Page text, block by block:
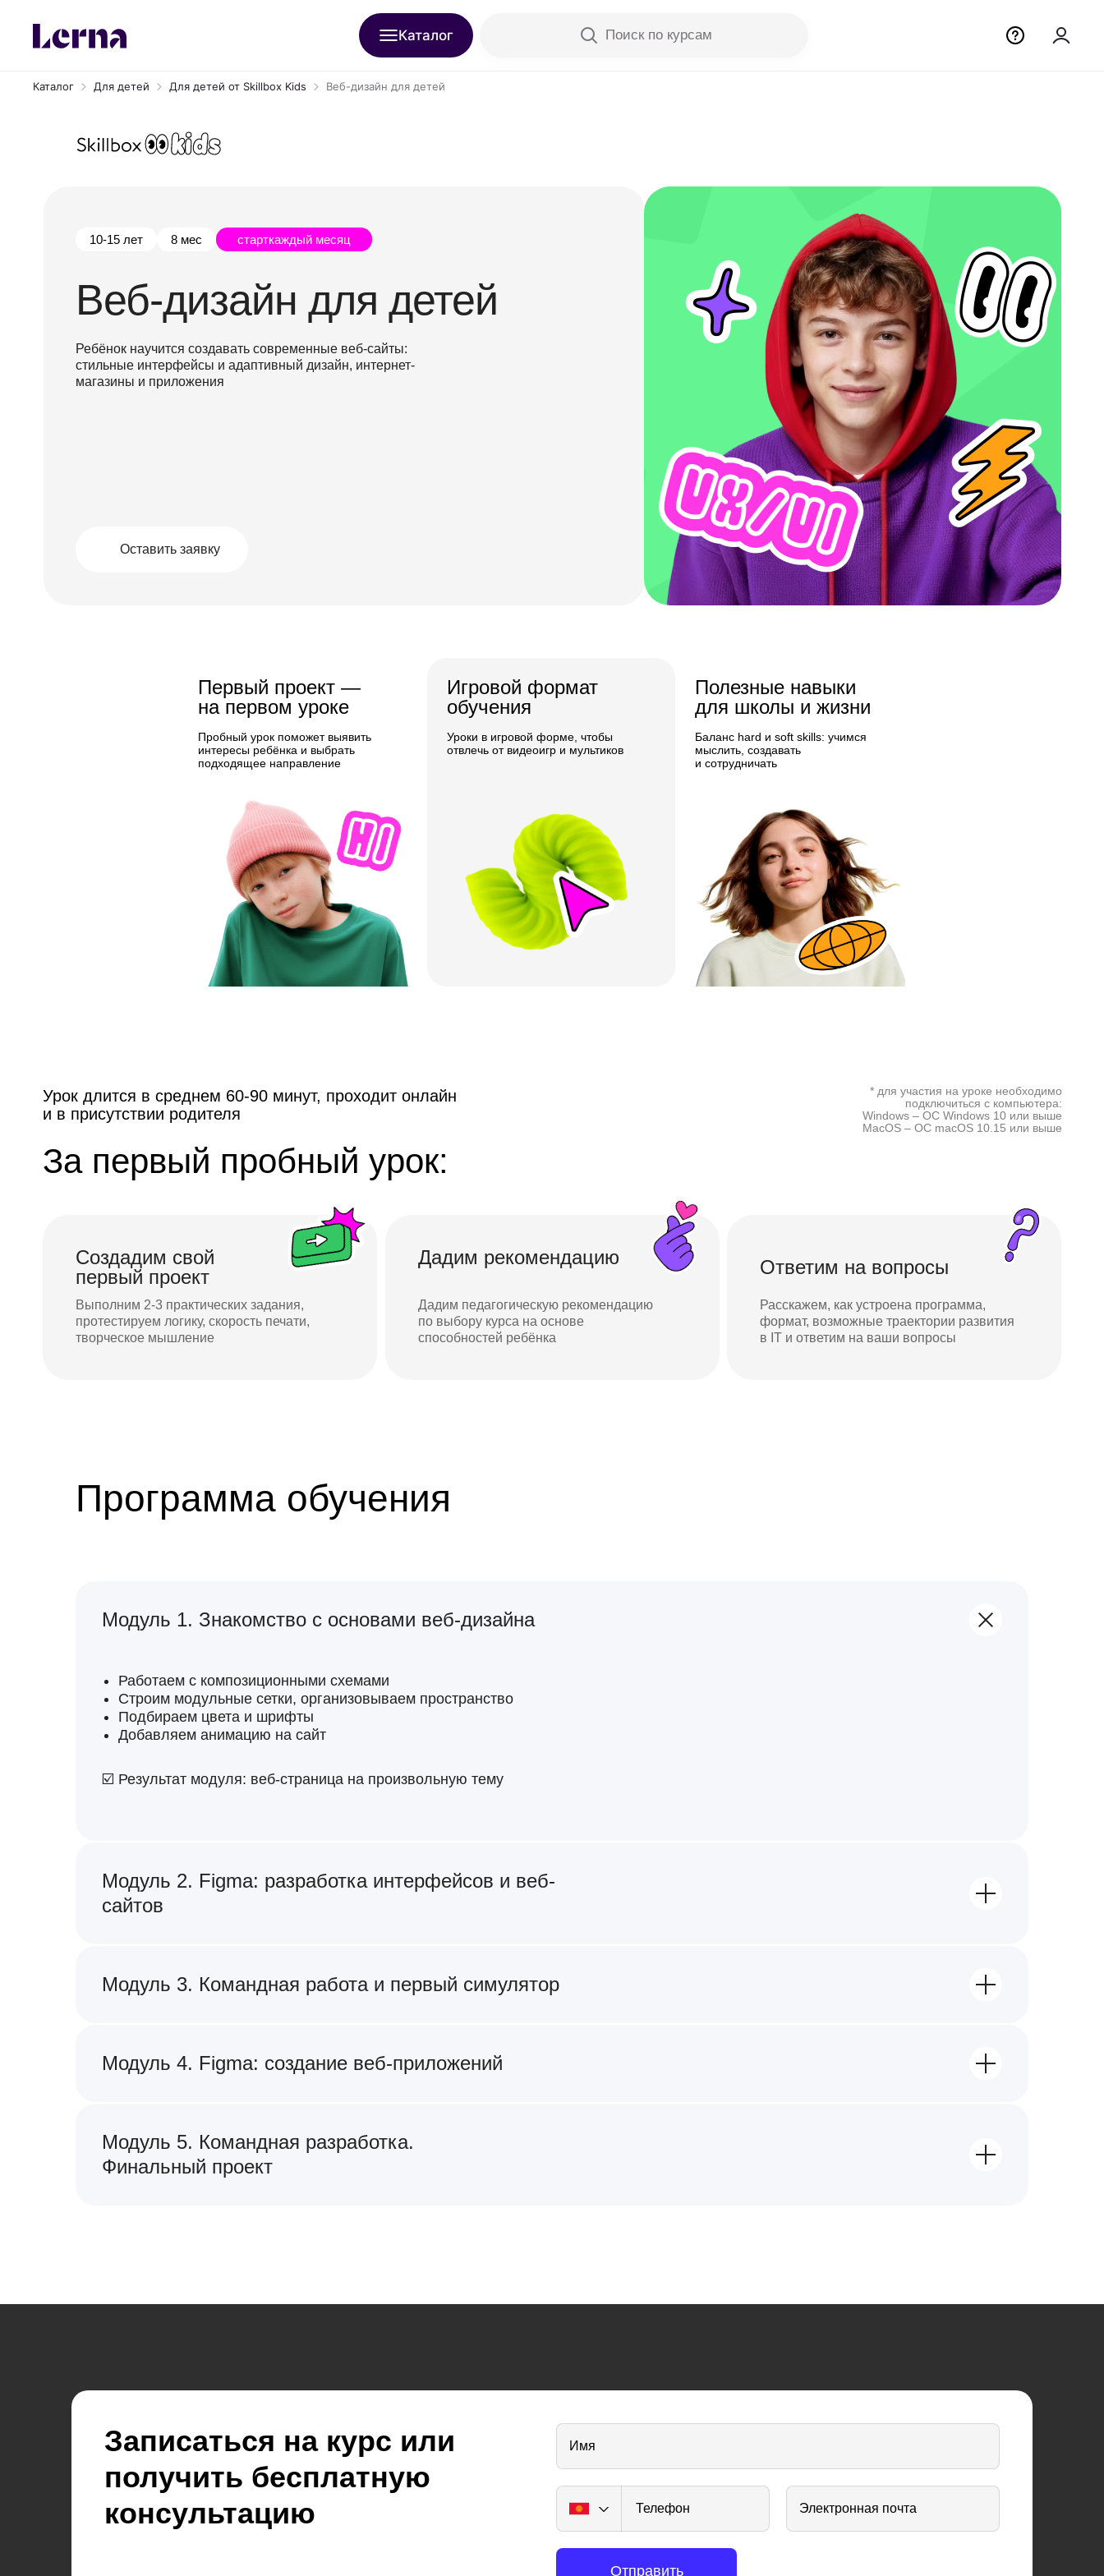
Каталог Поиск по курсам
Каталог Для детей Для детей от Skillbox Kids Веб-дизайн для детей
Веб-дизайн для детей
Ребёнок научится создавать современные веб-сайты:
стильные интерфейсы и адаптивный дизайн, интернет-
магазины и приложения
Оставить заявку
10-15 лет 8 мес старткаждый месяц
Первый проект —
на первом уроке
Пробный урок поможет выявить
интересы ребёнка и выбрать
подходящее направление
Игровой формат
обучения
Уроки в игровой форме, чтобы
отвлечь от видеоигр и мультиков
Полезные навыки
для школы и жизни
Баланс hard и soft skills: учимся
мыслить, создавать
и сотрудничать
Урок длится в среднем 60-90 минут, проходит онлайн
и в присутствии родителя
* для участия на уроке необходимо
подключиться с компьютера:
Windows – ОС Windows 10 или выше
MacOS – ОС macOS 10.15 или выше
За первый пробный урок:
Создадим свой
первый проект
Выполним 2-3 практических задания,
протестируем логику, скорость печати,
творческое мышление
Дадим рекомендацию
Дадим педагогическую рекомендацию
по выбору курса на основе
способностей ребёнка
Ответим на вопросы
Расскажем, как устроена программа,
формат, возможные траектории развития
в IT и ответим на ваши вопросы
Программа обучения
Модуль 1. Знакомство с основами веб-дизайна
Работаем с композиционными схемами
Строим модульные сетки, организовываем пространство
Подбираем цвета и шрифты
Добавляем анимацию на сайт
☑️ Результат модуля: веб-страница на произвольную тему
Модуль 2. Figma: разработка интерфейсов и веб-
сайтов
Модуль 3. Командная работа и первый симулятор
Модуль 4. Figma: создание веб-приложений
Модуль 5. Командная разработка.
Финальный проект
Записаться на курс или
получить бесплатную
консультацию
Имя
Телефон Электронная почта
Отправить